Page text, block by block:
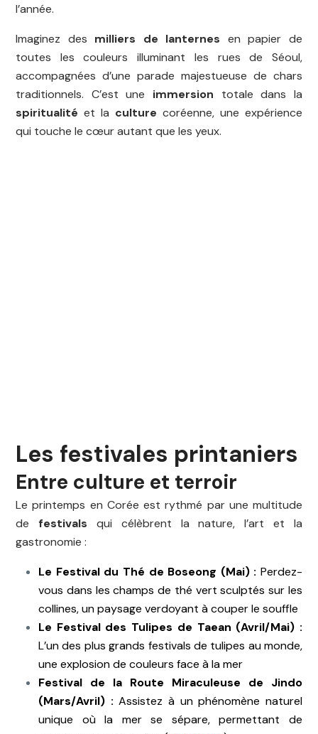
l’année.
Imaginez des milliers de lanternes en papier de
toutes les couleurs illuminant les rues de Séoul,
accompagnées d’une parade majestueuse de chars
traditionnels. C’est une immersion totale dans la
spiritualité et la culture coréenne, une expérience
qui touche le cœur autant que les yeux.
Les festivales printaniers
Entre culture et terroir
Le printemps en Corée est rythmé par une multitude
de festivals qui célèbrent la nature, l’art et la
gastronomie :
Le Festival du Thé de Boseong (Mai) : Perdez-
vous dans les champs de thé vert sculptés sur les
collines, un paysage verdoyant à couper le souffle
Le Festival des Tulipes de Taean (Avril/Mai) :
L’un des plus grands festivals de tulipes au monde,
une explosion de couleurs face à la mer
Festival de la Route Miraculeuse de Jindo
(Mars/Avril) : Assistez à un phénomène naturel
unique où la mer se sépare, permettant de